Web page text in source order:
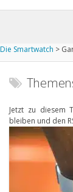
iPhone
Startseite
Aktuelle
Marken
Handytarife
BASE
Die Smartwatch >
Jetzt zu diesem
bleiben und den